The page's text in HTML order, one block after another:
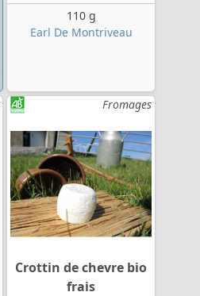
110 g
Earl De Montriveau
Fromages
Crottin de chevre bio
frais